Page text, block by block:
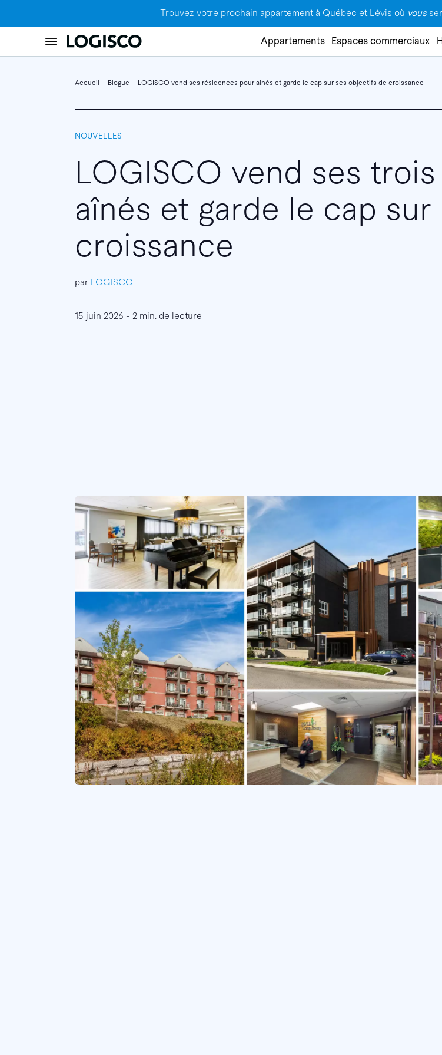
Trouvez votre prochain appartement à Québec et Lévis où vous
Appartements Espaces commerciaux
Accueil Blogue LOGISCO vend ses résidences pour aînés et garde le cap sur ses objectifs de croissance
NOUVELLES
LOGISCO vend ses
aînés et garde le cap
croissance
par LOGISCO
15 juin 2026 - 2 min. de lecture